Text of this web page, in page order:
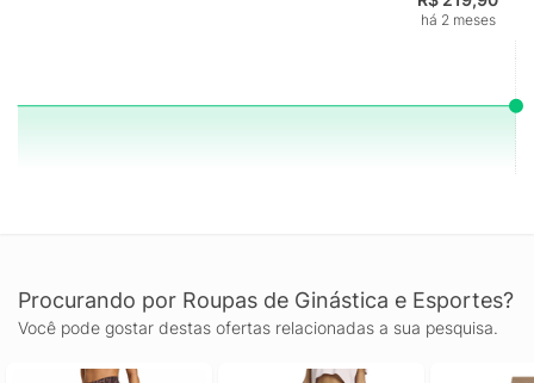
há 2 meses
Procurando por Roupas de Ginástica e Esportes?
Você pode gostar destas ofertas relacionadas a sua pesquisa.